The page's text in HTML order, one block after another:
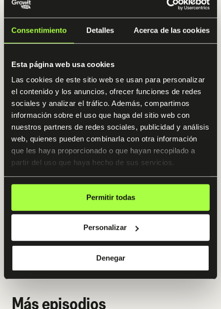
Consentimiento Detalles Acerca de las cookies
Esta página web usa cookies
Las cookies de este sitio web se usan para personalizar
el contenido y los anuncios, ofrecer funciones de redes
sociales y analizar el tráfico. Además, compartimos
información sobre el uso que haga del sitio web con
nuestros partners de redes sociales, publicidad y análisis
web, quienes pueden combinarla con otra información
que les haya proporcionado o que hayan recopilado a
partir del uso que haya hecho de sus servicios.
Permitir todas
Personalizar
Denegar
Finanzas con Claude
100% práctico Acceso 12 meses
Triple mentorización 4.9 / 5
El sistema definitivo para CFOs, controllers, inversores y
directivos que quieren multiplicar su productividad,
automatizar el reporting ejecutivo y previsiones de
tesorería y diseñar tesis de inversión profesionales
utilizando la IA más avanzada del mundo. Sin tocar una
sola línea de código.
Ver todos los programas
Más episodios